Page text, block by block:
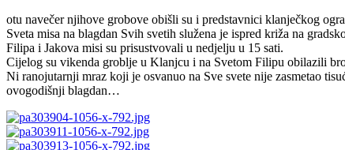
otu navečer njihove grobove obišli su i predstavnici klanječkog
Sveta misa na blagdan Svih svetih služena je ispred križa na
Filipa i Jakova misi su prisustvovali u nedjelju u 15 sati.
Cijelog su vikenda groblje u Klanjcu i na Svetom Filipu obilazili
Ni ranojutarnji mraz koji je osvanuo na Sve svete nije zasmetao
ovogodišnji blagdan…